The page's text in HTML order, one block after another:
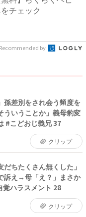
チェック
Recommended by
孫差別をされ会う頻度を
いうことか」義母豹変
#こどおじ義兄 37
クリップ
ちたくさん無くした」
訴え→母「え？」まさか
ハラスメント 28
クリップ